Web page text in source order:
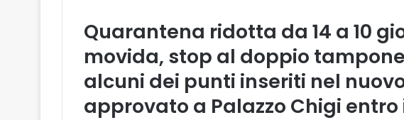
Quarantena ridotta da 14 a 10
movida, stop al doppio
alcuni dei punti inseriti nel
approvato a Palazzo Chigi entro